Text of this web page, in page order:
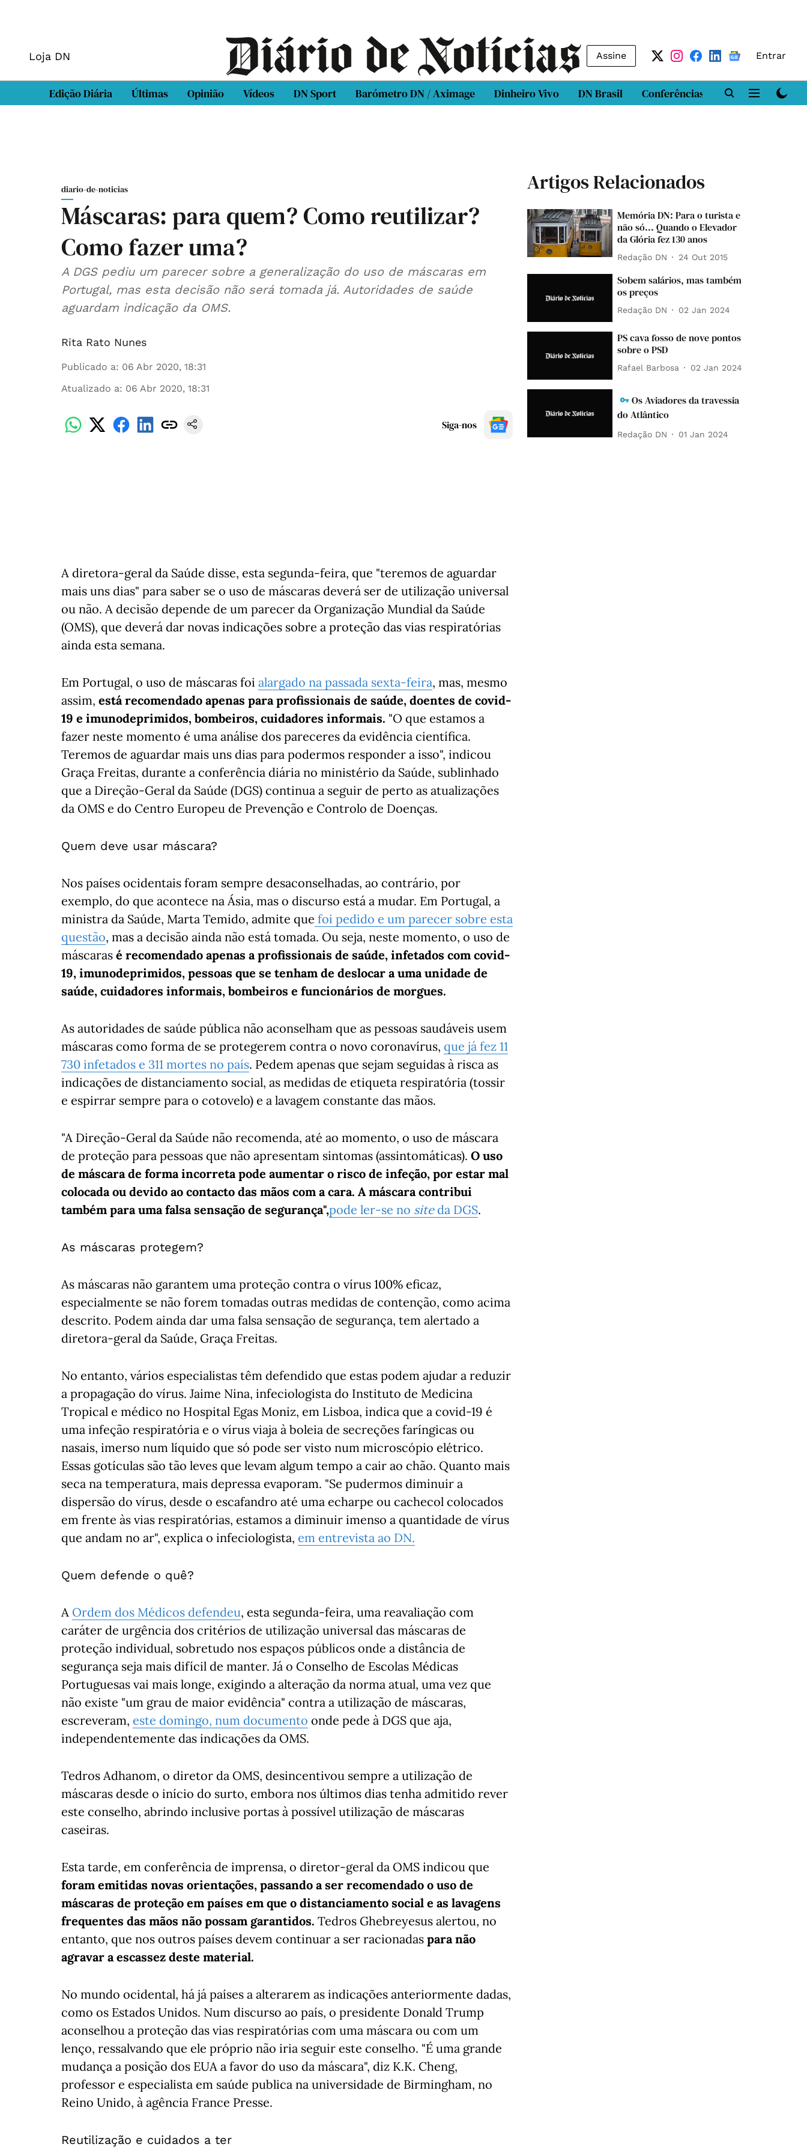
Loja DN Assine Entrar
Edição Diária Últimas Opinião Vídeos DN Sport Barómetro DN / Aximage Dinheiro Vivo DN Brasil Conferências DN LAB
diario-de-noticias
Máscaras: para quem? Como reutilizar?
Como fazer uma?
A DGS pediu um parecer sobre a generalização do uso de máscaras em
Portugal, mas esta decisão não será tomada já. Autoridades de saúde
aguardam indicação da OMS.
Rita Rato Nunes
Publicado a: 06 Abr 2020, 18:31
Atualizado a: 06 Abr 2020, 18:31
Siga-nos
A diretora-geral da Saúde disse, esta segunda-feira, que "teremos de aguardar
mais uns dias" para saber se o uso de máscaras deverá ser de utilização universal
ou não. A decisão depende de um parecer da Organização Mundial da Saúde
(OMS), que deverá dar novas indicações sobre a proteção das vias respiratórias
ainda esta semana.
Em Portugal, o uso de máscaras foi alargado na passada sexta-feira, mas, mesmo
assim, está recomendado apenas para profissionais de saúde, doentes de covid-
19 e imunodeprimidos, bombeiros, cuidadores informais. "O que estamos a
fazer neste momento é uma análise dos pareceres da evidência científica.
Teremos de aguardar mais uns dias para podermos responder a isso", indicou
Graça Freitas, durante a conferência diária no ministério da Saúde, sublinhado
que a Direção-Geral da Saúde (DGS) continua a seguir de perto as atualizações
da OMS e do Centro Europeu de Prevenção e Controlo de Doenças.
Quem deve usar máscara?
Nos países ocidentais foram sempre desaconselhadas, ao contrário, por
exemplo, do que acontece na Ásia, mas o discurso está a mudar. Em Portugal, a
ministra da Saúde, Marta Temido, admite que foi pedido e um parecer sobre esta
questão, mas a decisão ainda não está tomada. Ou seja, neste momento, o uso de
máscaras é recomendado apenas a profissionais de saúde, infetados com covid-
19, imunodeprimidos, pessoas que se tenham de deslocar a uma unidade de
saúde, cuidadores informais, bombeiros e funcionários de morgues.
As autoridades de saúde pública não aconselham que as pessoas saudáveis ​​usem
máscaras como forma de se protegerem contra o novo coronavírus, que já fez 11
730 infetados e 311 mortes no país. Pedem apenas que sejam seguidas à risca as
indicações de distanciamento social, as medidas de etiqueta respiratória (tossir
e espirrar sempre para o cotovelo) e a lavagem constante das mãos.
"A Direção-Geral da Saúde não recomenda, até ao momento, o uso de máscara
de proteção para pessoas que não apresentam sintomas (assintomáticas). O uso
de máscara de forma incorreta pode aumentar o risco de infeção, por estar mal
colocada ou devido ao contacto das mãos com a cara. A máscara contribui
também para uma falsa sensação de segurança",pode ler-se no siteda DGS.
As máscaras protegem?
As máscaras não garantem uma proteção contra o vírus 100% eficaz,
especialmente se não forem tomadas outras medidas de contenção, como acima
descrito. Podem ainda dar uma falsa sensação de segurança, tem alertado a
diretora-geral da Saúde, Graça Freitas.
No entanto, vários especialistas têm defendido que estas podem ajudar a reduzir
a propagação do vírus. Jaime Nina, infeciologista do Instituto de Medicina
Tropical e médico no Hospital Egas Moniz, em Lisboa, indica que a covid-19 é
uma infeção respiratória e o vírus viaja à boleia de secreções faríngicas ou
nasais, imerso num líquido que só pode ser visto num microscópio elétrico.
Essas gotículas são tão leves que levam algum tempo a cair ao chão. Quanto mais
seca na temperatura, mais depressa evaporam. "Se pudermos diminuir a
dispersão do vírus, desde o escafandro até uma echarpe ou cachecol colocados
em frente às vias respiratórias, estamos a diminuir imenso a quantidade de vírus
que andam no ar", explica o infeciologista, em entrevista ao DN.
Quem defende o quê?
A Ordem dos Médicos defendeu, esta segunda-feira, uma reavaliação com
caráter de urgência dos critérios de utilização universal das máscaras de
proteção individual, sobretudo nos espaços públicos onde a distância de
segurança seja mais difícil de manter. Já o Conselho de Escolas Médicas
Portuguesas vai mais longe, exigindo a alteração da norma atual, uma vez que
não existe "um grau de maior evidência" contra a utilização de máscaras,
escreveram, este domingo, num documento onde pede à DGS que aja,
independentemente das indicações da OMS.
Tedros Adhanom, o diretor da OMS, desincentivou sempre a utilização de
máscaras desde o início do surto, embora nos últimos dias tenha admitido rever
este conselho, abrindo inclusive portas à possível utilização de máscaras
caseiras.
Esta tarde, em conferência de imprensa, o diretor-geral da OMS indicou que
foram emitidas novas orientações, passando a ser recomendado o uso de
máscaras de proteção em países em que o distanciamento social e as lavagens
frequentes das mãos não possam garantidos. Tedros Ghebreyesus alertou, no
entanto, que nos outros países devem continuar a ser racionadas para não
agravar a escassez deste material.
No mundo ocidental, há já países a alterarem as indicações anteriormente dadas,
como os Estados Unidos. Num discurso ao país, o presidente Donald Trump
aconselhou a proteção das vias respiratórias com uma máscara ou com um
lenço, ressalvando que ele próprio não iria seguir este conselho. "É uma grande
mudança a posição dos EUA a favor do uso da máscara", diz K.K. Cheng,
professor e especialista em saúde publica na universidade de Birmingham, no
Reino Unido, à agência France Presse.
Reutilização e cuidados a ter
Artigos Relacionados
Memória DN: Para o turista e
não só... Quando o Elevador
da Glória fez 130 anos
Redação DN 24 Out 2015
Sobem salários, mas também
os preços
Redação DN 02 Jan 2024
PS cava fosso de nove pontos
sobre o PSD
Rafael Barbosa 02 Jan 2024
Os Aviadores da travessia
do Atlântico
Redação DN 01 Jan 2024